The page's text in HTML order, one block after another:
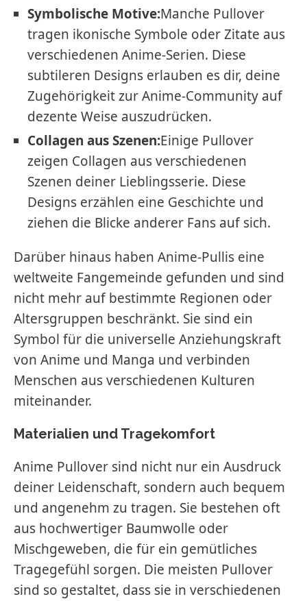
Symbolische Motive:Manche Pullover
tragen ikonische Symbole oder Zitate aus
verschiedenen Anime-Serien. Diese
subtileren Designs erlauben es dir, deine
Zugehörigkeit zur Anime-Community auf
dezente Weise auszudrücken.
Collagen aus Szenen:Einige Pullover
zeigen Collagen aus verschiedenen
Szenen deiner Lieblingsserie. Diese
Designs erzählen eine Geschichte und
ziehen die Blicke anderer Fans auf sich.
Darüber hinaus haben Anime-Pullis eine
weltweite Fangemeinde gefunden und sind
nicht mehr auf bestimmte Regionen oder
Altersgruppen beschränkt. Sie sind ein
Symbol für die universelle Anziehungskraft
von Anime und Manga und verbinden
Menschen aus verschiedenen Kulturen
miteinander.
Materialien und Tragekomfort
Anime Pullover sind nicht nur ein Ausdruck
deiner Leidenschaft, sondern auch bequem
und angenehm zu tragen. Sie bestehen oft
aus hochwertiger Baumwolle oder
Mischgeweben, die für ein gemütliches
Tragegefühl sorgen. Die meisten Pullover
sind so gestaltet, dass sie in verschiedenen